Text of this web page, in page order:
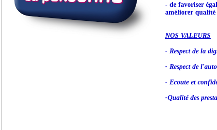
- de favoriser
améliorer
NOS VALEURS
- Respect de la
- Respect de
- Ecoute et
-Qualité des